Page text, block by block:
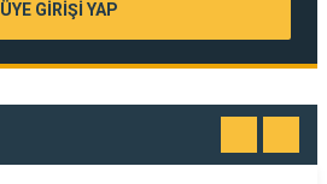
ÜYE GİRİŞİ YAP